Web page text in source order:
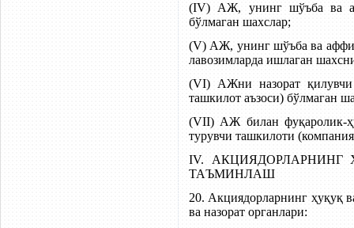
(IV) АЖ, унинг шўъба ва
бўлмаган шахслар;
(V) АЖ, унинг шўъба ва
лавозимларда ишлаган
(VI) АЖни назорат
ташкилот аъзоси) бўлмаган
(VII) АЖ билан фуқаролик-
турувчи ташкилоти
IV.
ТАЪМИНЛАШ
20. Акциядорларнинг ҳуқуқ
ва назорат органлари: